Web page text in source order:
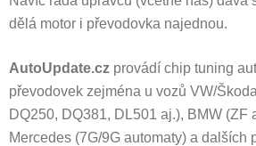
dělá motor i převodovka najednou.
AutoUpdate.cz provádí chip tuning
převodovek zejména u vozů VW/
DQ250, DQ381, DL501 aj.), BMW (ZF
Mercedes (7G/9G automaty) a dalších